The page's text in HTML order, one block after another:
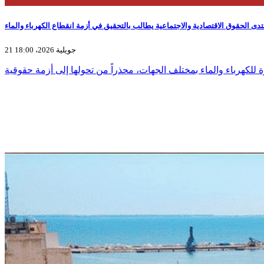
الحقوق الاقتصادية والاجتماعية يطالب بالتحقيق في أزمة انقطاع الكهرباء والماء
21 جويلية 2026، 18:00